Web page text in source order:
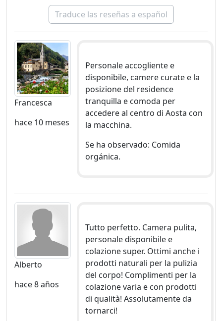
Traduce las reseñas a español
Francesca
hace 10 meses
Personale accogliente e
disponibile, camere curate e la
posizione del residence
tranquilla e comoda per
accedere al centro di Aosta con
la macchina.
Se ha observado: Comida
orgánica.
Alberto
hace 8 años
Tutto perfetto. Camera pulita,
personale disponibile e
colazione super. Ottimi anche i
prodotti naturali per la pulizia
del corpo! Complimenti per la
colazione varia e con prodotti
di qualità! Assolutamente da
tornarci!